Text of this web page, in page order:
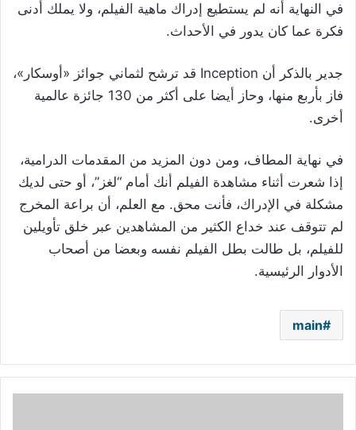
في النهاية أنه لم يستطيع إدراك ماهية الفيلم، ولا يملك أدنى
فكرة عما كان يدور في الأحداث.
جدير بالذكر أن Inception قد ترشح لثماني جوائز «أوسكار»،
فاز بأربع منها، وحاز أيضا على أكثر من 130 جائزة عالمية
أخرى.
في نهاية المطاف، ومن دون المزيد من المقدمات الدرامية،
إذا شعرت أثناء مشاهدة الفيلم أنك أمام “لغز”، أو حتى لديك
مشكلة في الإدراك، فأنت محق. مع العلم، أن براعة المخرج
لم تتوقف عند خداع الكثير من المشاهدين عبر خلق تأويلين
للفيلم، بل طالت بطل الفيلم نفسه وبعضا من أصحاب
الأدوار الرئيسية.
main